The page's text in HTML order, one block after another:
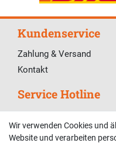
Kundenservice
Zahlung & Versand
Kontakt
Service Hotline
Telefonische
02381 9878909
Wir verwenden Cookies und
Website und verarbeiten